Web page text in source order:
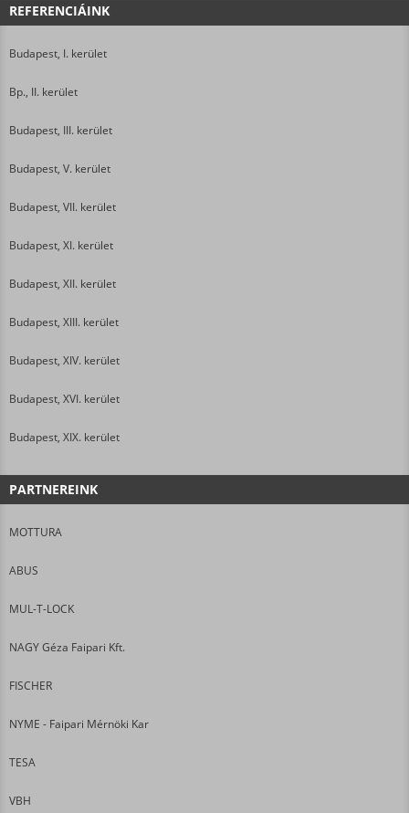
REFERENCIÁINK
Budapest, I. kerület
Bp., II. kerület
Budapest, III. kerület
Budapest, V. kerület
Budapest, VII. kerület
Budapest, XI. kerület
Budapest, XII. kerület
Budapest, XIII. kerület
Budapest, XIV. kerület
Budapest, XVI. kerület
Budapest, XIX. kerület
PARTNEREINK
MOTTURA
ABUS
MUL-T-LOCK
NAGY Géza Faipari Kft.
FISCHER
NYME - Faipari Mérnöki Kar
TESA
VBH